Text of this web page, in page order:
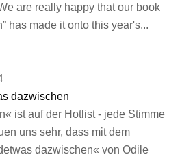
are really happy that our book
has made it onto this year's...
dazwischen
ist auf der Hotlist - jede Stimme
uns sehr, dass mit dem
dazwischen« von Odile